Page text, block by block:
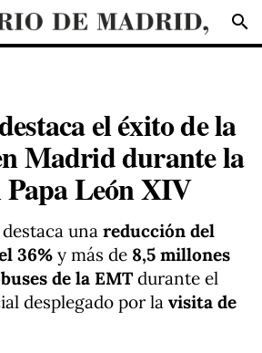
search
el éxito de la
Madrid durante la
Papa León XIV
una reducción del
36% y más de 8,5 millones
de la EMT durante el
desplegado por la visita de